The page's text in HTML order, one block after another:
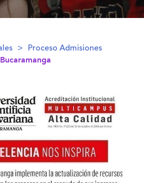
Proceso Admisiones